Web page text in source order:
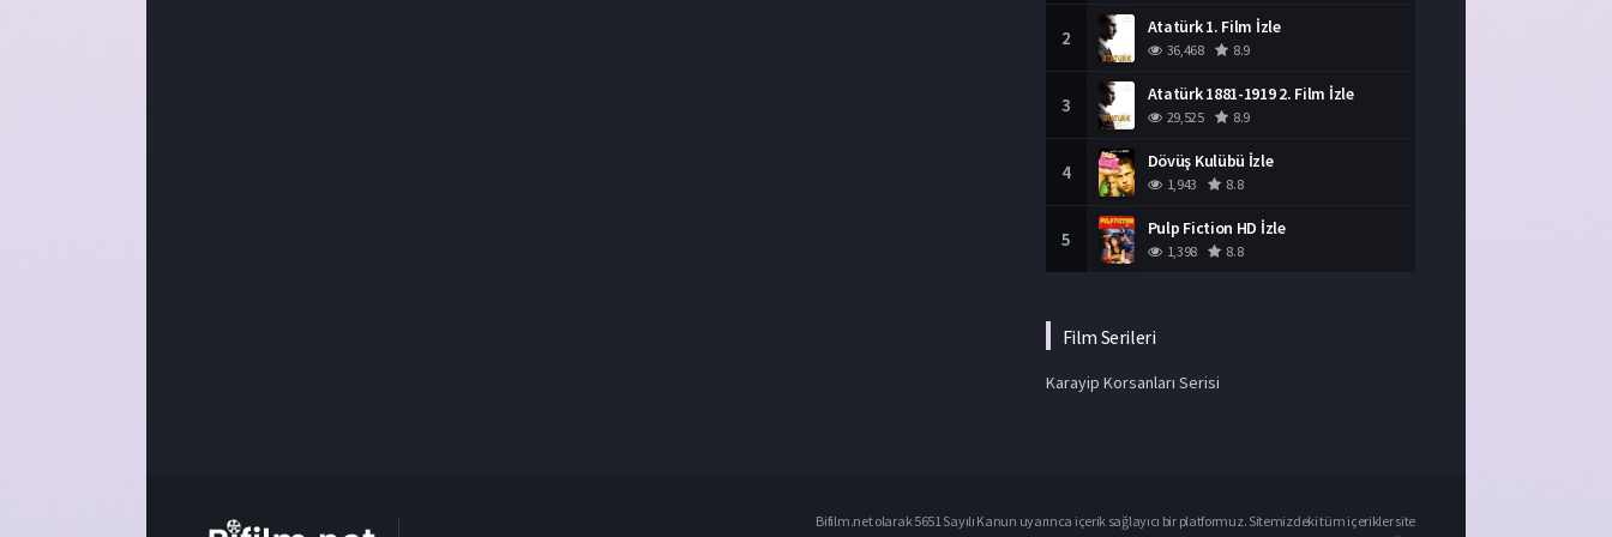
2 Atatürk 1. Film İzle
36,468 8.9
3 Atatürk 1881-1919 2. Film İzle
29,525 8.9
4 Dövüş Kulübü İzle
1,943 8.8
5 Pulp Fiction HD İzle
1,398 8.8
Film Serileri
Karayip Korsanları Serisi
Bifilm.net olarak 5651 Sayılı Kanun uyarınca içerik sağlayıcı bir platformuz. Sitemizdeki tüm içerikler site